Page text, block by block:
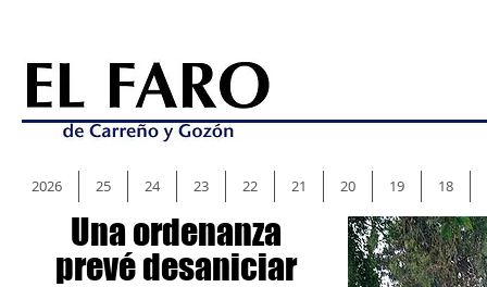
Una ordenanza
prevé desaniciar
2026 25 24 23 22 21 20 19 18